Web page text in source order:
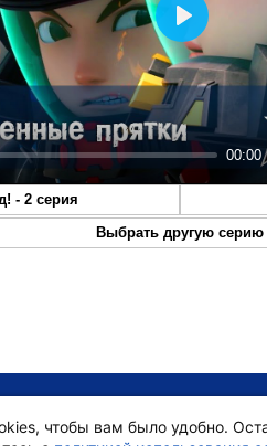
00:00
Play
- 2 серия
Выбрать другую серию
чтобы вам было удобно.